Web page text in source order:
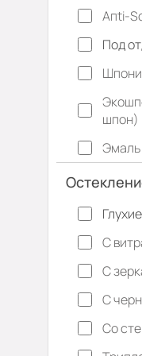
Апti-
Под
шпон)
Эмаль
Глухие
С
С
С
Со